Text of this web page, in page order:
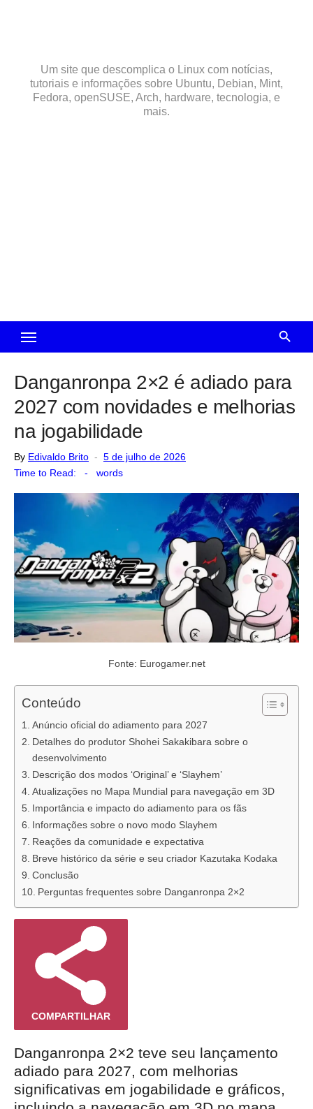
Um site que descomplica o Linux com notícias,
tutoriais e informações sobre Ubuntu, Debian, Mint,
Fedora, openSUSE, Arch, hardware, tecnologia, e
mais.
Danganronpa 2×2 é adiado para
2027 com novidades e melhorias
na jogabilidade
By Edivaldo Brito
Posted
5 de julho de 2026
Time to Read:
- words
Fonte: Eurogamer.net
Conteúdo
Anúncio oficial do adiamento para 2027
Detalhes do produtor Shohei Sakakibara sobre o
desenvolvimento
Descrição dos modos ‘Original’ e ‘Slayhem’
Atualizações no Mapa Mundial para navegação em 3D
Importância e impacto do adiamento para os fãs
Informações sobre o novo modo Slayhem
Reações da comunidade e expectativa
Breve histórico da série e seu criador Kazutaka Kodaka
Conclusão
Perguntas frequentes sobre Danganronpa 2×2
COMPARTILHAR
Danganronpa 2×2 teve seu lançamento
adiado para 2027, com melhorias
significativas em jogabilidade e gráficos,